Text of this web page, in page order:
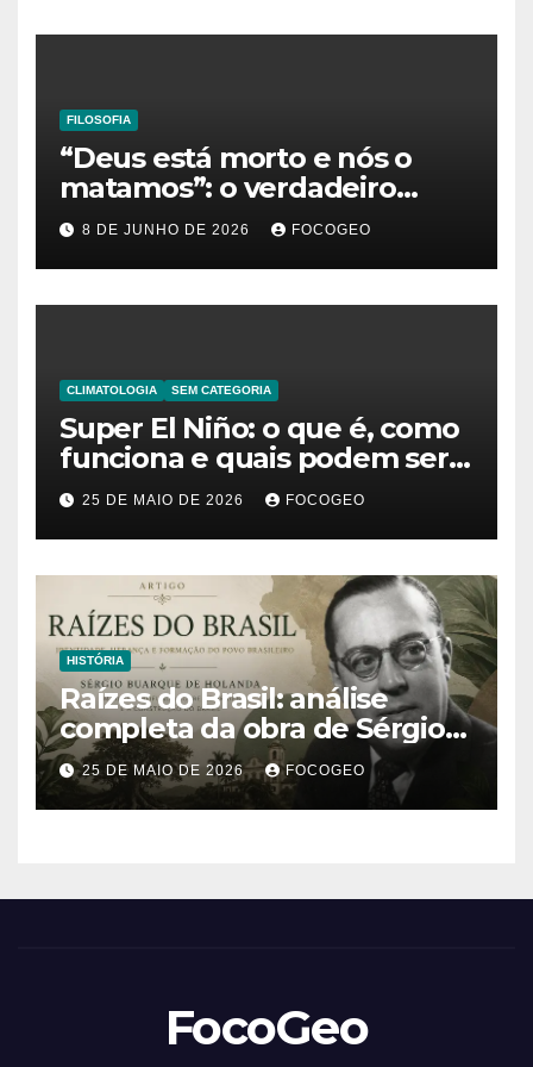
FILOSOFIA
“Deus está morto e nós o
matamos”: o verdadeiro
significado da frase de
Friedrich Nietzsche
8 DE JUNHO DE 2026 FOCOGEO
CLIMATOLOGIA SEM CATEGORIA
Super El Niño: o que é, como
funciona e quais podem ser
os impactos desse fenômeno
climático extremo no Brasil e
no mundo
25 DE MAIO DE 2026 FOCOGEO
HISTÓRIA
Raízes do Brasil: análise
completa da obra de Sérgio
Buarque de Holanda e sua
importância para entender a
formação do Brasil
25 DE MAIO DE 2026 FOCOGEO
FocoGeo